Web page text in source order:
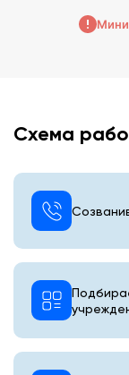
Схема